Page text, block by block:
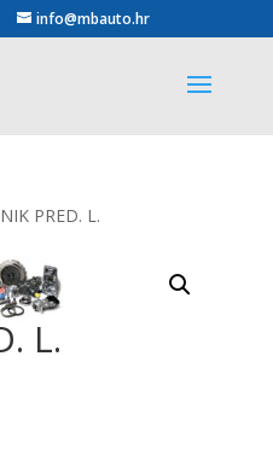
info@mbauto.hr
PRED. L.
L.